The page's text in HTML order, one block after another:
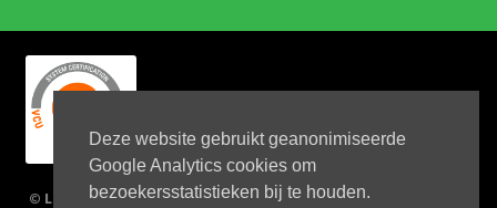
Deze website gebruikt geanonimiseerde
Google Analytics cookies om
bezoekersstatistieken bij te houden.
© Link 4 Jobs 2023